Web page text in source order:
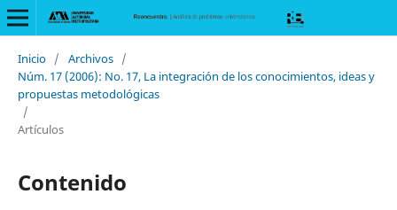
Inicio / Archivos /
Núm. 17 (2006): No. 17, La integración de los conocimientos, ideas y
propuestas metodológicas
/
Artículos
Contenido